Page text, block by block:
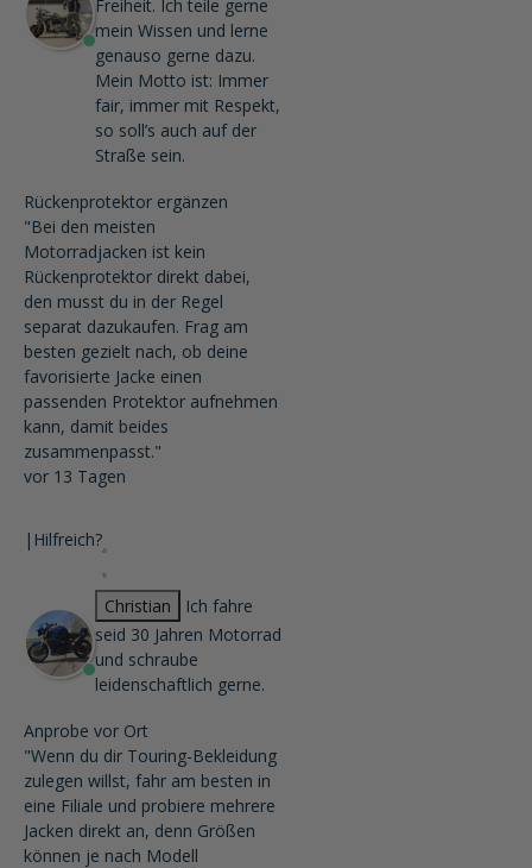
Freiheit. Ich teile gerne
mein Wissen und lerne
genauso gerne dazu.
Mein Motto ist: Immer
fair, immer mit Respekt,
so soll’s auch auf der
Straße sein.
Rückenprotektor ergänzen
"Bei den meisten
Motorradjacken ist kein
Rückenprotektor direkt dabei,
den musst du in der Regel
separat dazukaufen. Frag am
besten gezielt nach, ob deine
favorisierte Jacke einen
passenden Protektor aufnehmen
kann, damit beides
zusammenpasst."
vor 13 Tagen
| Hilfreich?
Christian
Ich fahre
seid 30 Jahren Motorrad
und schraube
leidenschaftlich gerne.
Anprobe vor Ort
"Wenn du dir Touring-Bekleidung
zulegen willst, fahr am besten in
eine Filiale und probiere mehrere
Jacken direkt an, denn Größen
können je nach Modell